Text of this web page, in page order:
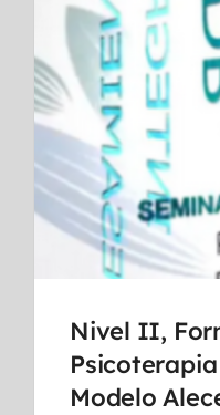
Nivel II,
Modelo